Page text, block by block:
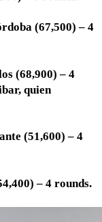
(67,500) – 4
(68,900) – 4
quien
(51,600) – 4
– 4 rounds.